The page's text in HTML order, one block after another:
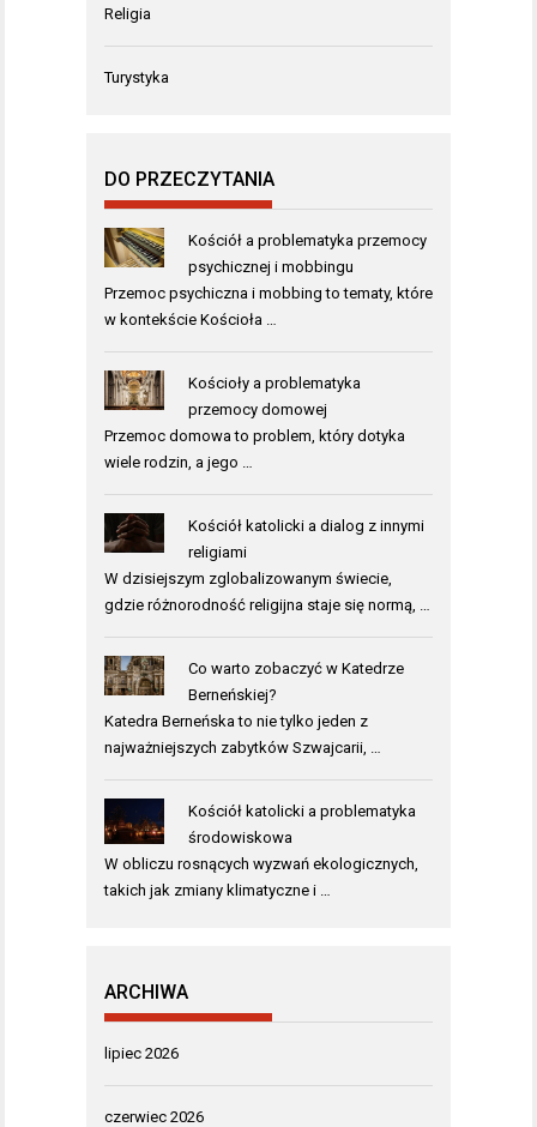
Religia
Turystyka
DO PRZECZYTANIA
Kościół a problematyka przemocy
psychicznej i mobbingu
Przemoc psychiczna i mobbing to tematy, które
w kontekście Kościoła …
Kościoły a problematyka
przemocy domowej
Przemoc domowa to problem, który dotyka
wiele rodzin, a jego …
Kościół katolicki a dialog z innymi
religiami
W dzisiejszym zglobalizowanym świecie,
gdzie różnorodność religijna staje się normą, …
Co warto zobaczyć w Katedrze
Berneńskiej?
Katedra Berneńska to nie tylko jeden z
najważniejszych zabytków Szwajcarii, …
Kościół katolicki a problematyka
środowiskowa
W obliczu rosnących wyzwań ekologicznych,
takich jak zmiany klimatyczne i …
ARCHIWA
lipiec 2026
czerwiec 2026